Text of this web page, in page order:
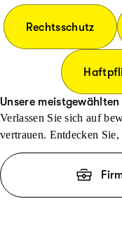
Rechtsschutz
Unsere
Verlassen Sie sich auf
vertrauen. Entdecken